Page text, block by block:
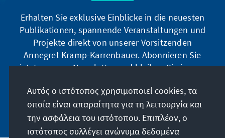
Erhalten Sie exklusive Einblicke in die neuesten
Publikationen, spannende Veranstaltungen und
Projekte direkt von unserer Vorsitzenden
Annegret Kramp-Karrenbauer. Abonnieren Sie
jetzt unseren Newsletter und bleiben Sie immer
Jetzt abonnieren
Αυτός ο ιστότοπος χρησιμοποιεί cookies, τα
οποία είναι απαραίτητα για τη λειτουργία και
την ασφάλεια του ιστότοπου. Επιπλέον, ο
ιστότοπος συλλέγει ανώνυμα δεδομένα